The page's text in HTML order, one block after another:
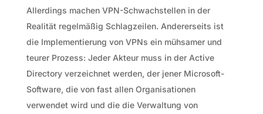
Allerdings machen VPN-Schwachstellen in der
Realität regelmäßig Schlagzeilen. Andererseits ist
die Implementierung von VPNs ein mühsamer und
teurer Prozess: Jeder Akteur muss in der Active
Directory verzeichnet werden, der jener Microsoft-
Software, die von fast allen Organisationen
verwendet wird und die die Verwaltung von